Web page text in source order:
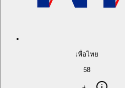
เพื่อไทย
58